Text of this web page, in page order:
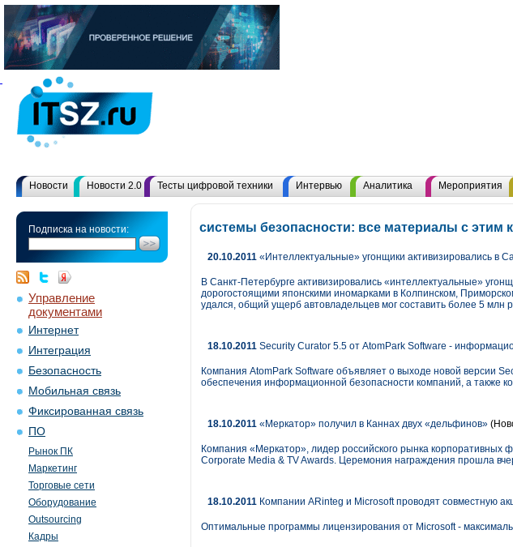
Новости Новости 2.0 Тесты цифровой техники Интервью Аналитика Мероприятия
Подписка на новости:
Управление
документами
Интернет
Интеграция
Безопасность
Мобильная связь
Фиксированная связь
ПО
Рынок ПК
Маркетинг
Торговые сети
Оборудование
Outsourcing
Кадры
системы безопасности: все материалы с
20.10.2011 «Интеллектуальные» угонщики активизировались в
В Санкт-Петербурге активизировались «интеллектуальные»
дорогостоящими японскими иномарками в Колпинском,
удался, общий ущерб автовладельцев мог составить более 5 млн
18.10.2011 Security Curator 5.5 от AtomPark Software -
Компания AtomPark Software объявляет о выходе новой версии
обеспечения информационной безопасности компаний, а также
18.10.2011 «Меркатор» получил в Каннах двух «дельфинов»
Компания «Меркатор», лидер российского рынка
Corporate Media & TV Awards. Церемония награждения прошла
18.10.2011 Компании ARinteg и Microsoft проводят совместную
Оптимальные программы лицензирования от Microsoft -